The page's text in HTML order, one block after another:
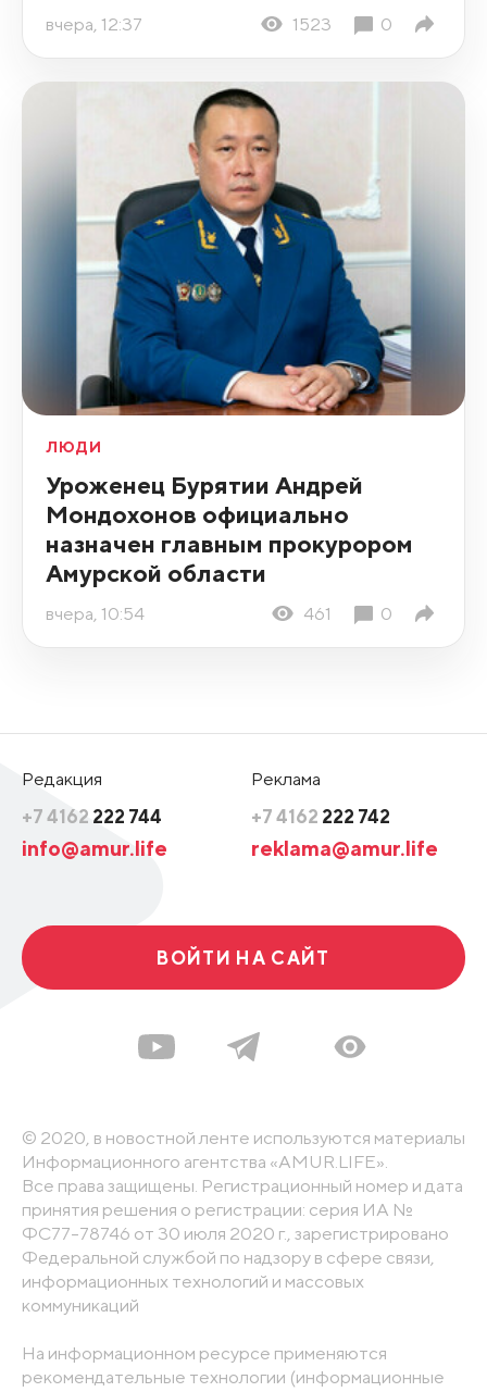
вчера, 12:37 1523 0
ЛЮДИ
Уроженец Бурятии Андрей
Мондохонов официально
назначен главным прокурором
Амурской области
вчера, 10:54 461 0
Редакция
+7 4162 222 744
info@amur.life
Реклама
+7 4162 222 742
reklama@amur.life
ВОЙТИ НА САЙТ
© 2020, в новостной ленте используются материалы
Информационного агентства «AMUR.LIFE».
Все права защищены. Регистрационный номер и дата
принятия решения о регистрации: серия ИА №
ФС77-78746 от 30 июля 2020 г., зарегистрировано
Федеральной службой по надзору в сфере связи,
информационных технологий и массовых
коммуникаций
На информационном ресурсе применяются
рекомендательные технологии (информационные